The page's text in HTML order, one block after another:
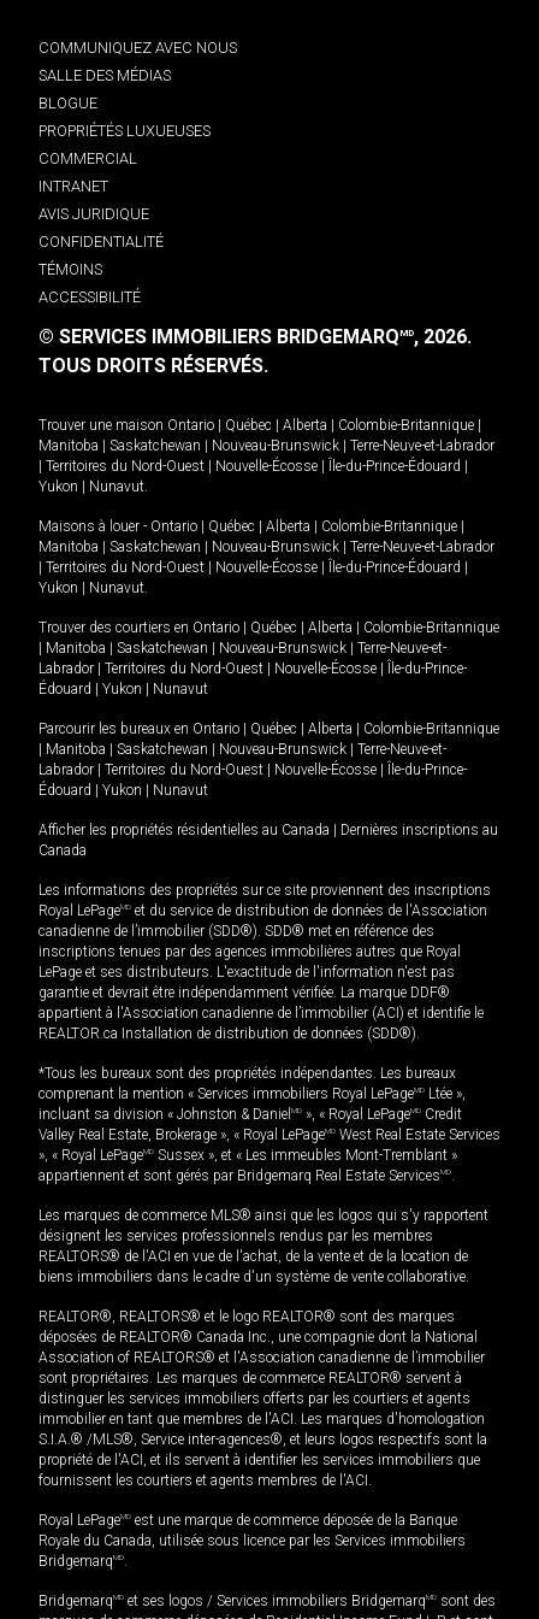
COMMUNIQUEZ AVEC NOUS
SALLE DES MÉDIAS
BLOGUE
PROPRIÉTÉS LUXUEUSES
COMMERCIAL
INTRANET
AVIS JURIDIQUE
CONFIDENTIALITÉ
TÉMOINS
ACCESSIBILITÉ
© SERVICES IMMOBILIERS BRIDGEMARQMD, 2026.
TOUS DROITS RÉSERVÉS.
Trouver une maison Ontario Québec Alberta Colombie-Britannique
Manitoba
Saskatchewan Nouveau-Brunswick
Terre-Neuve-et-Labrador
Territoires du Nord-Ouest Nouvelle-Écosse Île-du-Prince-Édouard
Yukon
Nunavut.
Maisons à louer - Ontario Québec Alberta Colombie-Britannique
Manitoba
Saskatchewan Nouveau-Brunswick
Terre-Neuve-et-Labrador
Territoires du Nord-Ouest Nouvelle-Écosse Île-du-Prince-Édouard
Yukon
Nunavut.
Trouver des courtiers en Ontario Québec Alberta
Colombie-Britannique
Manitoba Saskatchewan Nouveau-Brunswick
Terre-Neuve-et-
Labrador
Territoires du Nord-Ouest Nouvelle-Écosse
Île-du-Prince-
Édouard
Yukon Nunavut
Parcourir les bureaux en Ontario Québec Alberta
Colombie-Britannique
Manitoba Saskatchewan Nouveau-Brunswick
Terre-Neuve-et-
Labrador
Territoires du Nord-Ouest Nouvelle-Écosse
Île-du-Prince-
Édouard
Yukon Nunavut
Afficher les propriétés résidentielles au Canada
Dernières inscriptions au
Canada
Les informations des propriétés sur ce site proviennent des inscriptions
Royal LePageMD et du service de distribution de données de l'Association
canadienne de l’immobilier (SDD®). SDD® met en référence des
inscriptions tenues par des agences immobilières autres que Royal
LePage et ses distributeurs. L'exactitude de l'information n'est pas
garantie et devrait être indépendamment vérifiée. La marque DDF®
appartient à l'Association canadienne de l’immobilier (ACI) et identifie le
REALTOR.ca Installation de distribution de données (SDD®).
*Tous les bureaux sont des propriétés indépendantes. Les bureaux
comprenant la mention « Services immobiliers Royal LePageMD Ltée »,
incluant sa division « Johnston & Daniel MD », « Royal LePageMD Credit
Valley Real Estate, Brokerage », « Royal LePageMD West Real Estate Services
», « Royal LePageMD Sussex », et « Les immeubles Mont-Tremblant »
appartiennent et sont gérés par Bridgemarq Real Estate ServicesMD.
Les marques de commerce MLS® ainsi que les logos qui s'y rapportent
désignent les services professionnels rendus par les membres
REALTORS® de l'ACI en vue de l'achat, de la vente et de la location de
biens immobiliers dans le cadre d'un système de vente collaborative.
REALTOR®, REALTORS® et le logo REALTOR® sont des marques
déposées de REALTOR® Canada Inc., une compagnie dont la National
Association of REALTORS® et l'Association canadienne de l’immobilier
sont propriétaires. Les marques de commerce REALTOR® servent à
distinguer les services immobiliers offerts par les courtiers et agents
immobilier en tant que membres de l'ACI. Les marques d'homologation
S.I.A.® /MLS®, Service inter-agences®, et leurs logos respectifs sont la
propriété de l'ACI, et ils servent à identifier les services immobiliers que
fournissent les courtiers et agents membres de l'ACI.
Royal LePageMD est une marque de commerce déposée de la Banque
Royale du Canada, utilisée sous licence par les Services immobiliers
BridgemarqMD.
BridgemarqMD et ses logos / Services immobiliers BridgemarqMD sont des